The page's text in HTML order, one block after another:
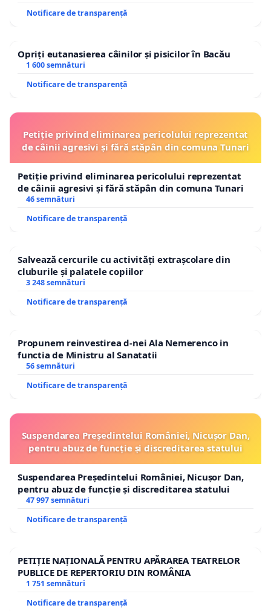
Notificare de transparență
Opriți eutanasierea câinilor și pisicilor în Bacău
1 600 semnături
Notificare de transparență
Petiție privind eliminarea pericolului reprezentat
de câinii agresivi și fără stăpân din comuna Tunari
Petiție privind eliminarea pericolului reprezentat
de câinii agresivi și fără stăpân din comuna Tunari
46 semnături
Notificare de transparență
Salvează cercurile cu activități extrașcolare din
cluburile și palatele copiilor
3 248 semnături
Notificare de transparență
Propunem reinvestirea d-nei Ala Nemerenco in
functia de Ministru al Sanatatii
56 semnături
Notificare de transparență
Suspendarea Președintelui României, Nicușor Dan,
pentru abuz de funcție și discreditarea statului
Suspendarea Președintelui României, Nicușor Dan,
pentru abuz de funcție și discreditarea statului
47 997 semnături
Notificare de transparență
PETIȚIE NAȚIONALĂ PENTRU APĂRAREA TEATRELOR
PUBLICE DE REPERTORIU DIN ROMÂNIA
1 751 semnături
Notificare de transparență